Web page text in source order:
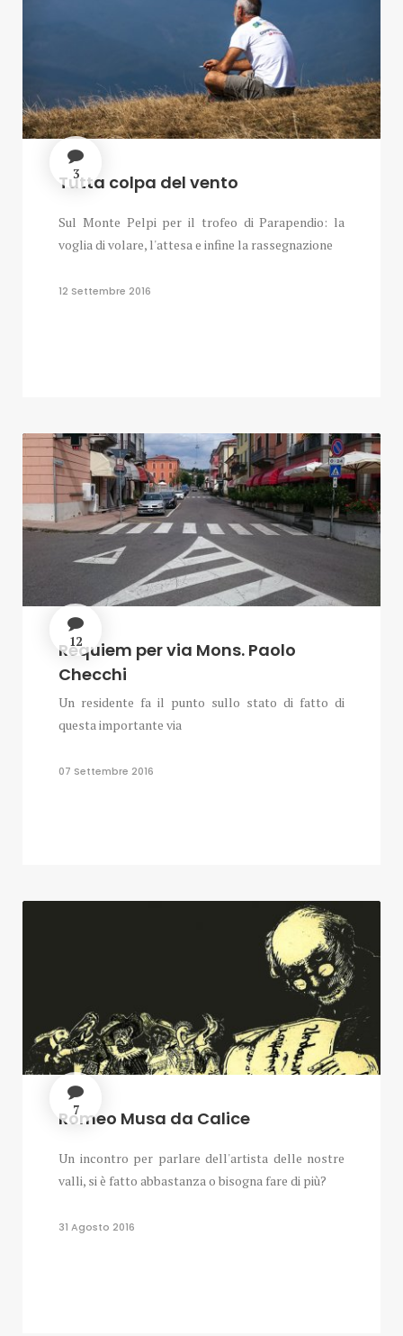
3
Tutta colpa del vento
Sul Monte Pelpi per il trofeo di Parapendio: la
voglia di volare, l'attesa e infine la rassegnazione
12 Settembre 2016
12
Requiem per via Mons. Paolo
Checchi
Un residente fa il punto sullo stato di fatto di
questa importante via
07 Settembre 2016
7
Romeo Musa da Calice
Un incontro per parlare dell'artista delle nostre
valli, si è fatto abbastanza o bisogna fare di più?
31 Agosto 2016